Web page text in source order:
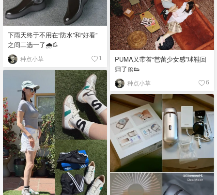
下雨天终于不用在“防水”和“好看”
之间二选一了🌧️👢
种点小草 1
PUMA又带着“芭蕾少女感”球鞋回
归了🎀👟
种点小草 6